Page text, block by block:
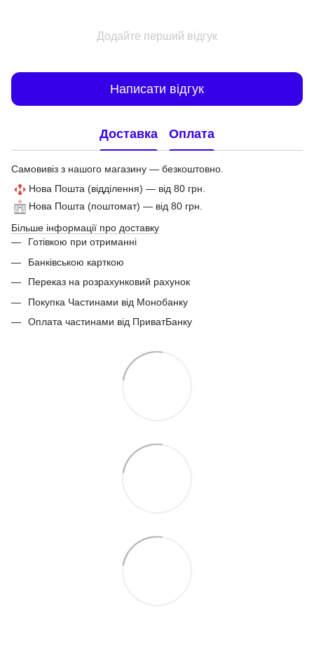
Додайте перший відгук
Написати відгук
Доставка Оплата
Самовивіз з нашого магазину — безкоштовно.
Нова Пошта (відділення) — від 80 грн.
Нова Пошта (поштомат) — від 80 грн.
Більше інформації про доставку
Готівкою при отриманні
Банківською карткою
Переказ на розрахунковий рахунок
Покупка Частинами від Монобанку
Оплата частинами від ПриватБанку